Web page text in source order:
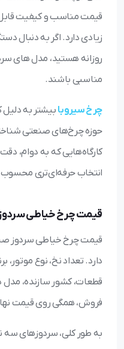
قیمت مناسب و کیفیت قابل
زیادی دارد. اگر به دنبال
روزانه هستید، مدل‌ های
مناسبی باشند.
چرخ سیروبا بیشتر به
حوزه چرخ‌های صنعتی
کارگاه‌هایی که به دوام،
انتخاب حرفه‌ای‌تری
قیمت چرخ خیاطی
قیمت چرخ خیاطی سردوز
دارد. تعداد نخ، نوع موتور،
قطعات، کشور سازنده،
فروش، همگی روی قیمت
به طور کلی، سردوزهای سه